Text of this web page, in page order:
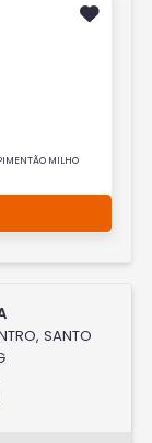
MILHO
SANTO